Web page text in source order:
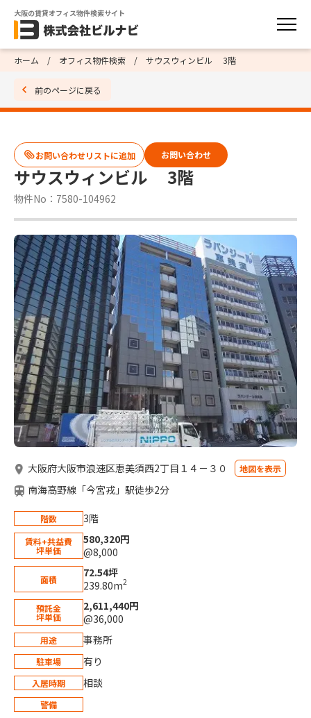
大阪の賃貸オフィス物件検索サイト
ホーム オフィス物件検索 サウスウィンビル 3階
前のページに戻る
サウスウィンビル 3階
物件No：7580-104962
お問い合わせ
大阪府大阪市浪速区恵美須西2丁目１４－３０ 地図を表示
南海高野線「今宮戎」駅徒歩2分
階数 3階
賃料+共益費
坪単価
580,320円
@8,000
面積
72.54坪
239.80m2
預託金
坪単価
2,611,440円
@36,000
用途 事務所
駐車場 有り
入居時期 相談
警備